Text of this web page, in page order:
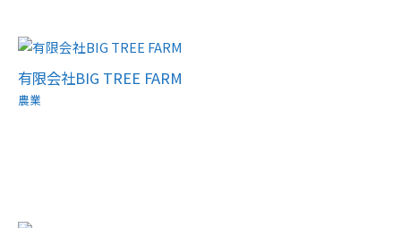
有限会社BIG TREE FARM
農業